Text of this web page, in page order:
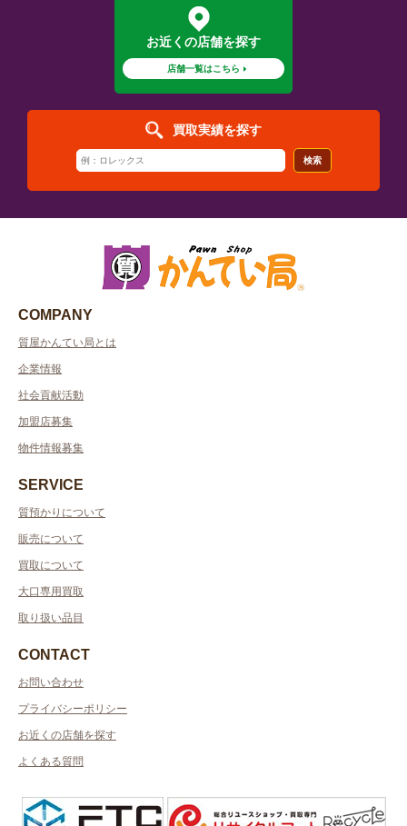
お近くの店舗を探す
店舗一覧はこちら
買取実績を探す
検索
COMPANY
質屋かんてい局とは
企業情報
社会貢献活動
加盟店募集
物件情報募集
SERVICE
質預かりについて
販売について
買取について
大口専用買取
取り扱い品目
CONTACT
お問い合わせ
プライバシーポリシー
お近くの店舗を探す
よくある質問